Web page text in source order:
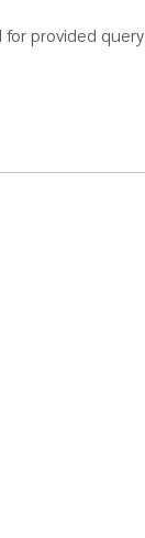
provided